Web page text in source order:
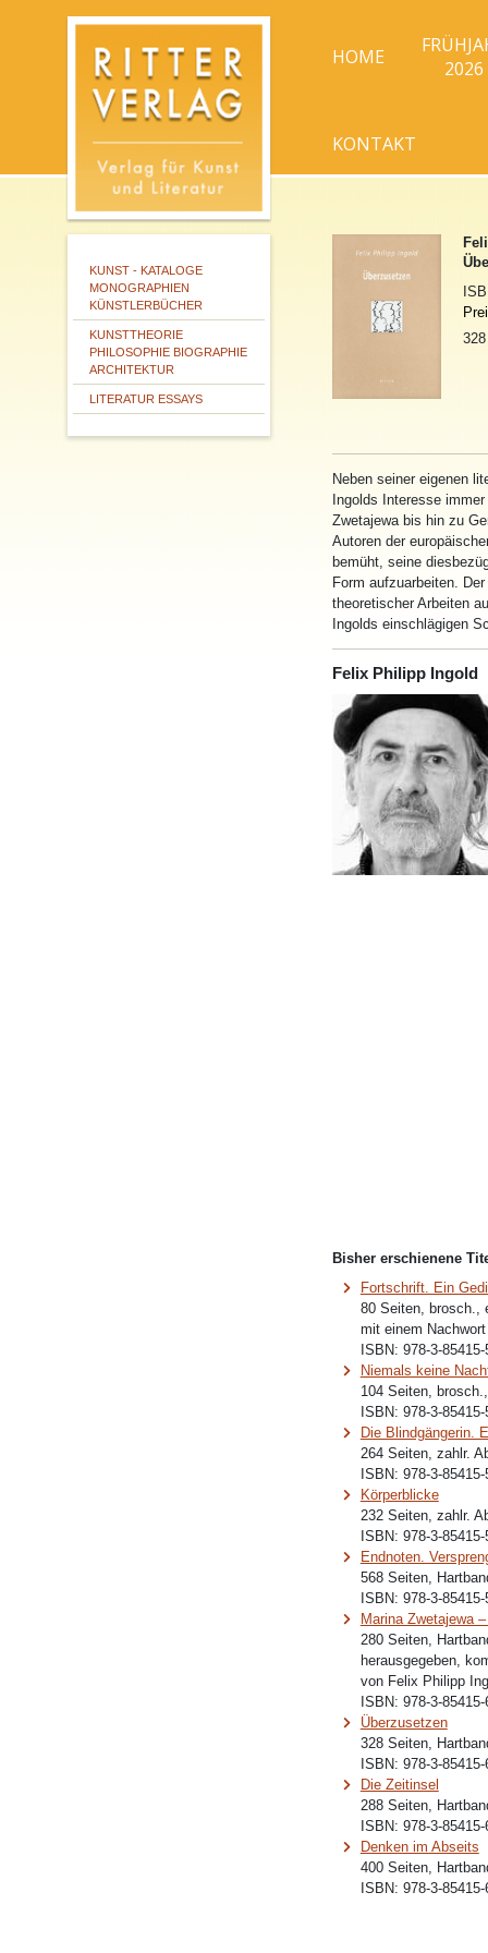
HOME
2026
KONTAKT
KUNST - KATALOGE
MONOGRAPHIEN
KÜNSTLERBÜCHER
KUNSTTHEORIE
PHILOSOPHIE BIOGRAPHIE
ARCHITEKTUR
LITERATUR ESSAYS
Neben seiner eigenen
Ingolds Interesse
Zwetajewa bis hin zu
Autoren der
bemüht, seine
Form aufzuarbeiten.
theoretischer Arbeiten
Ingolds einschlägigen
Felix Philipp Ingold
Bisher erschienene
Fortschrift. Ein
80 Seiten, brosch.,
mit einem
ISBN: 978-3-85415-
Niemals keine
104 Seiten,
ISBN: 978-3-85415-
Die Blindgängerin.
264 Seiten, zahlr.
ISBN: 978-3-85415-
Körperblicke
232 Seiten, zahlr.
ISBN: 978-3-85415-
Endnoten.
568 Seiten,
ISBN: 978-3-85415-
Marina Zwetajewa
280 Seiten,
herausgegeben,
von Felix Philipp
ISBN: 978-3-85415-
Überzusetzen
328 Seiten,
ISBN: 978-3-85415-
Die Zeitinsel
288 Seiten,
ISBN: 978-3-85415-
Denken im Abseits
400 Seiten,
ISBN: 978-3-85415-